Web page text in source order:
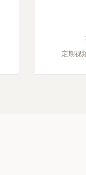
定期视